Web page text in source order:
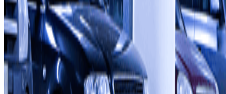
Sobre Parclick
Quiénes somos
Cómo funciona
Nuestros parkings
¿Colaboramos?